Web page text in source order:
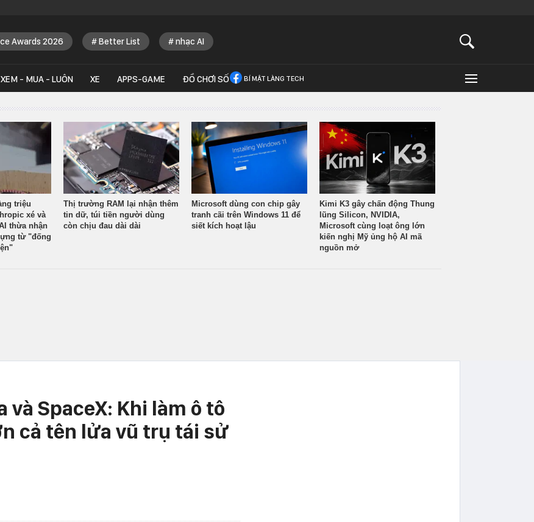
Awards 2026 Better List nhạc AI
XEM - MUA - LUÔN XE APPS-GAME ĐỒ CHƠI SỐ BÍ MẬT LÀNG TECH
triệu
xé và
thừa nhận
từ "đống
Thị trường RAM lại nhận thêm
tin dữ, túi tiền người dùng
còn chịu đau dài dài
Microsoft dùng con chip gây
tranh cãi trên Windows 11 để
siết kích hoạt lậu
Kimi K3 gây chấn động Thung
lũng Silicon, NVIDIA,
Microsoft cùng loạt ông lớn
kiến nghị Mỹ ủng hộ AI mã
nguồn mở
và SpaceX: Khi làm ô tô
cả tên lửa vũ trụ tái sử